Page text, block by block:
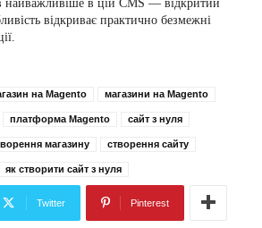
найважливіше в цій CMS — відкритий
відкриває практично безмежні
на Magento магазини на Magento
платформа Magento сайт з нуля
магазину створення сайту
як створити сайт з нуля
Twitter Pinterest